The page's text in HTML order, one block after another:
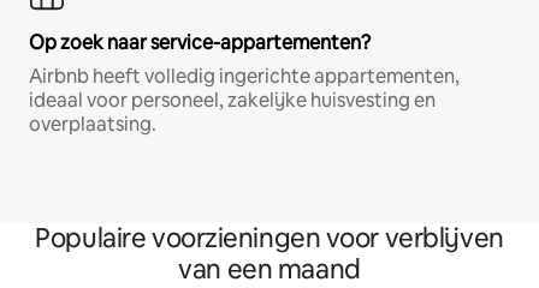
Op zoek naar service-appartementen?
Airbnb heeft volledig ingerichte appartementen,
ideaal voor personeel, zakelijke huisvesting en
overplaatsing.
Populaire voorzieningen voor verblijven
van een maand